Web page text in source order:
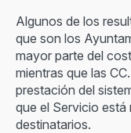
Algunos de los
que son los
mayor parte del
mientras que las
prestación del
que el Servicio
destinatarios.